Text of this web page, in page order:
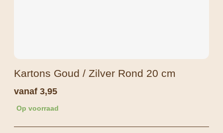
Kartons Goud / Zilver Rond 20 cm
vanaf 3,95
Op voorraad